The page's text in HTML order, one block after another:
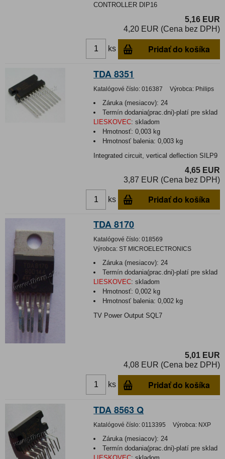
CONTROLLER DIP16
5,16 EUR
4,20 EUR (Cena bez DPH)
ks Pridať do košíka
TDA 8351
Katalógové číslo: 016387 Výrobca: Philips
Záruka (mesiacov): 24
Termín dodania(prac.dni)-platí pre sklad
LIESKOVEC: skladom
Hmotnosť:0,003 kg
Hmotnosť balenia:0,003 kg
Integrated circuit, vertical deflection SILP9
4,65 EUR
3,87 EUR (Cena bez DPH)
ks Pridať do košíka
TDA 8170
Katalógové číslo: 018569
Výrobca: ST MICROELECTRONICS
Záruka (mesiacov): 24
Termín dodania(prac.dni)-platí pre sklad
LIESKOVEC: skladom
Hmotnosť:0,002 kg
Hmotnosť balenia:0,002 kg
TV Power Output SQL7
5,01 EUR
4,08 EUR (Cena bez DPH)
ks Pridať do košíka
TDA 8563 Q
Katalógové číslo: 0113395 Výrobca: NXP
Záruka (mesiacov): 24
Termín dodania(prac.dni)-platí pre sklad